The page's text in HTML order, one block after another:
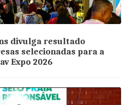
divulga resultado
selecionadas para a
Expo 2026